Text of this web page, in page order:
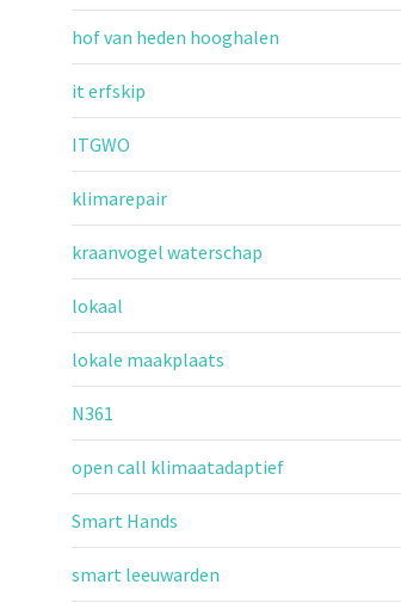
hof van heden hooghalen
it erfskip
ITGWO
klimarepair
kraanvogel waterschap
lokaal
lokale maakplaats
N361
open call klimaatadaptief
Smart Hands
smart leeuwarden